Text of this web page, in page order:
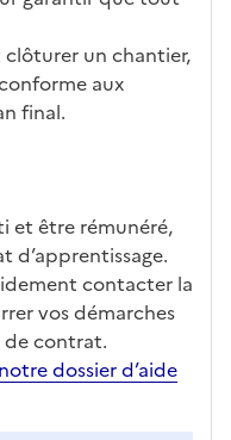
clôturer un chantier,
aux
final.
et être rémunéré,
d’apprentissage.
contacter la
vos démarches
de contrat.
dossier d’aide